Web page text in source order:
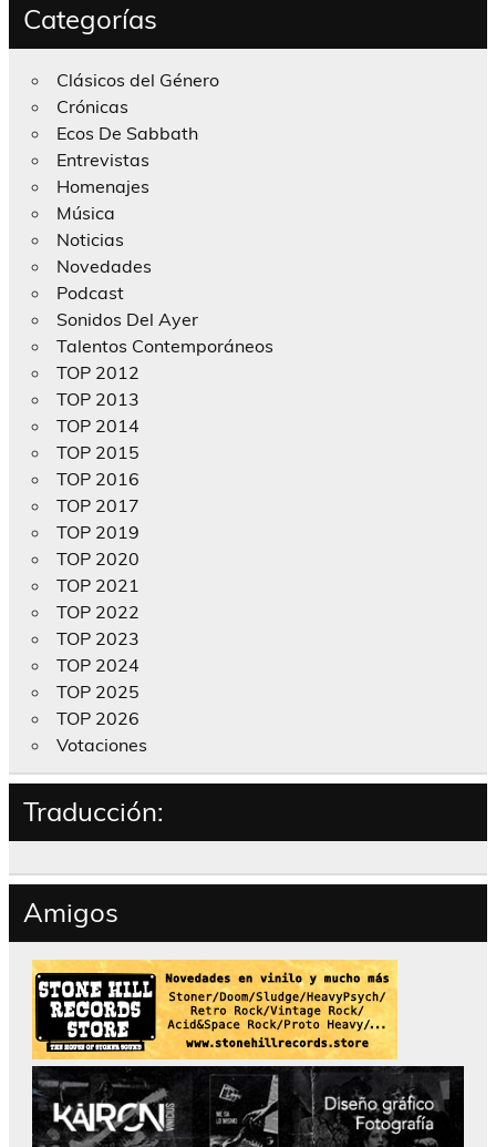
Categorías
Clásicos del Género
Crónicas
Ecos De Sabbath
Entrevistas
Homenajes
Música
Noticias
Novedades
Podcast
Sonidos Del Ayer
Talentos Contemporáneos
TOP 2012
TOP 2013
TOP 2014
TOP 2015
TOP 2016
TOP 2017
TOP 2019
TOP 2020
TOP 2021
TOP 2022
TOP 2023
TOP 2024
TOP 2025
TOP 2026
Votaciones
Traducción:
Amigos